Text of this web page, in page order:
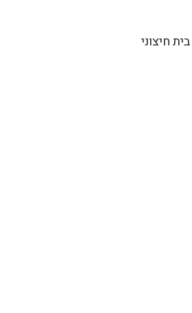
חיצוני